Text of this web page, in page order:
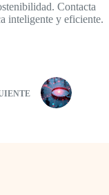
Contacta
inteligente y eficiente.